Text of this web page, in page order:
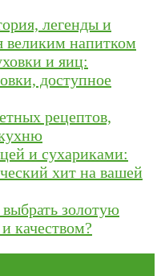
легенды и
великим напитком
и яиц:
доступное
рецептов,
и сухариками:
хит на вашей
золотую
качеством?